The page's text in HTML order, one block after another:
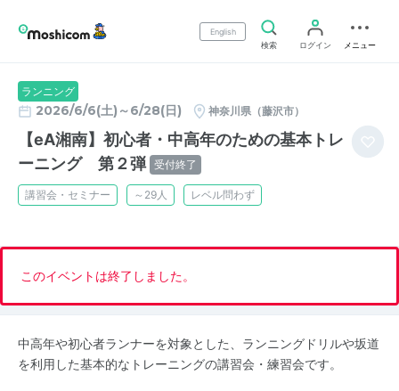
English
検索
ログイン メニュー
ランニング
2026/6/6(土)～6/28(日) 神奈川県（藤沢市）
【eA湘南】初心者・中高年のための基本トレ
ーニング 第２弾 受付終了
講習会・セミナー ～29人 レベル問わず
このイベントは終了しました。
中高年や初心者ランナーを対象とした、ランニングドリルや坂道
を利用した基本的なトレーニングの講習会・練習会です。